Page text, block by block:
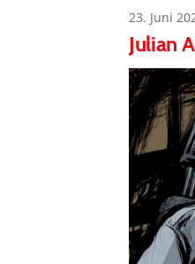
23. Juni
Julian